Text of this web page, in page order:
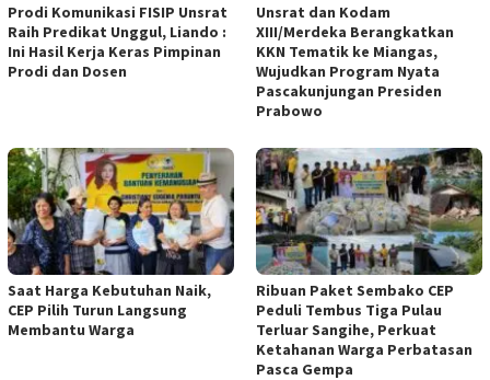
Prodi Komunikasi FISIP Unsrat
Raih Predikat Unggul, Liando :
Ini Hasil Kerja Keras Pimpinan
Prodi dan Dosen
Unsrat dan Kodam
XIII/Merdeka Berangkatkan
KKN Tematik ke Miangas,
Wujudkan Program Nyata
Pascakunjungan Presiden
Prabowo
Saat Harga Kebutuhan Naik,
CEP Pilih Turun Langsung
Membantu Warga
Ribuan Paket Sembako CEP
Peduli Tembus Tiga Pulau
Terluar Sangihe, Perkuat
Ketahanan Warga Perbatasan
Pasca Gempa